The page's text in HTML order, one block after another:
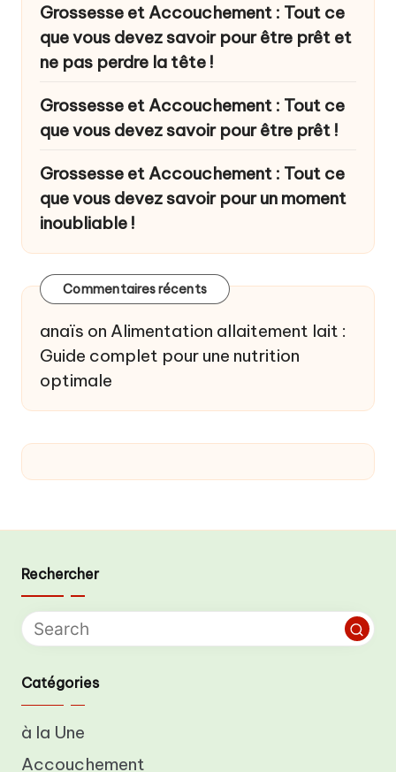
Grossesse et Accouchement : Tout ce
que vous devez savoir pour être prêt et
ne pas perdre la tête !
Grossesse et Accouchement : Tout ce
que vous devez savoir pour être prêt !
Grossesse et Accouchement : Tout ce
que vous devez savoir pour un moment
inoubliable !
Commentaires récents
anaïs on Alimentation allaitement lait :
Guide complet pour une nutrition
optimale
Rechercher
Catégories
à la Une
Accouchement